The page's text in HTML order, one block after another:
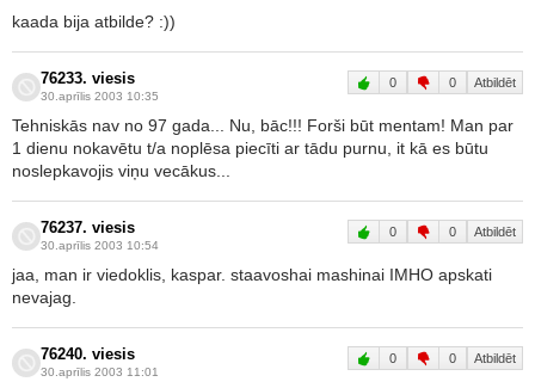
kaada bija atbilde? :))
76233. viesis
30.aprīlis 2003 10:35
0 0 Atbildēt
Tehniskās nav no 97 gada... Nu, bāc!!! Forši būt mentam! Man par
1 dienu nokavētu t/a noplēsa piecīti ar tādu purnu, it kā es būtu
noslepkavojis viņu vecākus...
76237. viesis
30.aprīlis 2003 10:54
0 0 Atbildēt
jaa, man ir viedoklis, kaspar. staavoshai mashinai IMHO apskati
nevajag.
76240. viesis
30.aprīlis 2003 11:01
0 0 Atbildēt